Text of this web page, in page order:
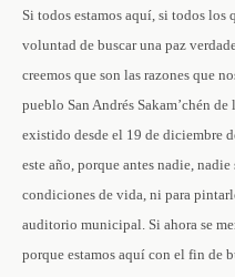
Si todos estamos aquí, si todos los
voluntad de buscar una paz
creemos que son las razones que
pueblo San Andrés Sakam’chén
existido desde el 19 de diciembre
este año, porque antes nadie,
condiciones de vida, ni para
auditorio municipal. Si ahora se
porque estamos aquí con el fin de